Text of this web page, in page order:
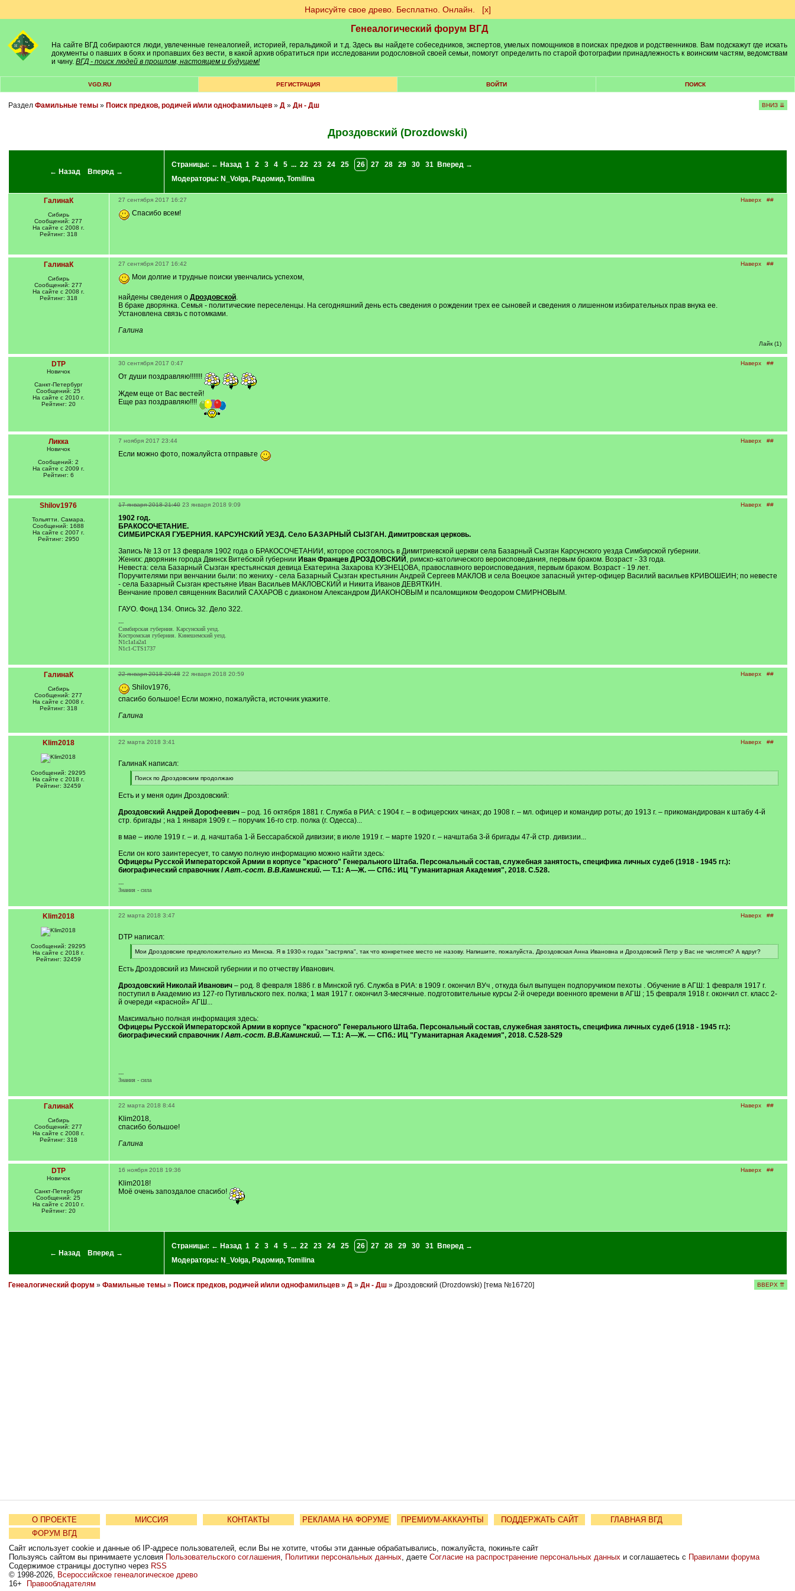
Нарисуйте свое древо. Бесплатно. Онлайн. [х]
Генеалогический форум ВГД
На сайте ВГД собираются люди, увлеченные генеалогией, историей, геральдикой и т.д. Здесь вы найдете собеседников, экспертов, умелых помощников в поисках предков и родственников. Вам подскажут где искать
документы о павших в боях и пропавших без вести, в какой архив обратиться при исследовании родословной своей семьи, помогут определить по старой фотографии принадлежность к воинским частям, ведомствам
и чину. ВГД - поиск людей в прошлом, настоящем и будущем!
VGD.RU РЕГИСТРАЦИЯ ВОЙТИ ПОИСК
Раздел Фамильные темы» Поиск предков, родичей и/или однофамильцев» Д» Дн - Дш ВНИЗ ⇊
Дроздовский (Drozdowski)
← Назад Вперед →
Страницы: ← Назад 1 2 3 4 5 ... 22 23 24 25 26 27 28 29 30 31
Вперед →
Модераторы: N_Volga, Радомир, Tomilina
ГалинаК
Сибирь
Сообщений: 277
На сайте с 2008 г.
Рейтинг: 318
Наверх ##
27 сентября 2017 16:27
Спасибо всем!
ГалинаК
Сибирь
Сообщений: 277
На сайте с 2008 г.
Рейтинг: 318
Наверх ##
27 сентября 2017 16:42
Мои долгие и трудные поиски увенчались успехом,
найдены сведения о Дроздовской.
В браке дворянка. Семья - политические переселенцы. На сегодняшний день есть сведения о рождении трех ее сыновей и сведения о лишенном избирательных прав внука ее.
Установлена связь с потомками.
Галина
Лайк (1)
DTP
Новичок
Санкт-Петербург
Сообщений: 25
На сайте с 2010 г.
Рейтинг: 20
Наверх ##
30 сентября 2017 0:47
От души поздравляю!!!!!!!
Ждем еще от Вас вестей!
Еще раз поздравляю!!!!
Ликка
Новичок
Сообщений: 2
На сайте с 2009 г.
Рейтинг: 6
Наверх ##
7 ноября 2017 23:44
Если можно фото, пожалуйста отправьте
Shilov1976
Тольятти. Самара.
Сообщений: 1688
На сайте с 2007 г.
Рейтинг: 2950
Наверх ##
17 января 2018 21:40 23 января 2018 9:09
1902 год.
БРАКОСОЧЕТАНИЕ.
СИМБИРСКАЯ ГУБЕРНИЯ. КАРСУНСКИЙ УЕЗД. Село БАЗАРНЫЙ СЫЗГАН. Димитровская церковь.
Запись № 13 от 13 февраля 1902 года о БРАКОСОЧЕТАНИИ, которое состоялось в Димитриевской церкви села Базарный Сызган Карсунского уезда Симбирской губернии.
Жених: дворянин города Двинск Витебской губернии Иван Францев ДРОЗДОВСКИЙ , римско-католического вероисповедания, первым браком. Возраст - 33 года.
Невеста: села Базарный Сызган крестьянская девица Екатерина Захарова КУЗНЕЦОВА, православного вероисповедания, первым браком. Возраст - 19 лет.
Поручителями при венчании были: по жениху - села Базарный Сызган крестьянин Андрей Сергеев МАКЛОВ и села Воецкое запасный унтер-офицер Василий васильев КРИВОШЕИН; по невесте
- села Базарный Сызган крестьяне Иван Васильев МАКЛОВСКИЙ и Никита Иванов ДЕВЯТКИН.
Венчание провел священник Василий САХАРОВ с диаконом Александром ДИАКОНОВЫМ и псаломщиком Феодором СМИРНОВЫМ.
ГАУО. Фонд 134. Опись 32. Дело 322.
---
Симбирская губерния. Карсунский уезд.
Костромская губерния. Кинешемский уезд.
N1c1a1a2a1
N1c1-CTS1737
ГалинаК
Сибирь
Сообщений: 277
На сайте с 2008 г.
Рейтинг: 318
Наверх ##
22 января 2018 20:48 22 января 2018 20:59
Shilov1976,
спасибо большое! Если можно, пожалуйста, источник укажите.
Галина
Klim2018
Сообщений: 29295
На сайте с 2018 г.
Рейтинг: 32459
Наверх ##
22 марта 2018 3:41
ГалинаК написал:
[
q
Поиск по Дроздовским продолжаю
[
q
Есть и у меня один Дроздовский:
Дроздовский Андрей Дорофеевич– род. 16 октября 1881 г. Служба в РИА: с 1904 г. – в офицерских чинах; до 1908 г. – мл. офицер и командир роты; до 1913 г. – прикомандирован к штабу 4-й
стр. бригады ; на 1 января 1909 г. – поручик 16-го стр. полка (г. Одесса)...
в мае – июле 1919 г. – и. д. начштаба 1-й Бессарабской дивизии; в июле 1919 г. – марте 1920 г. – начштаба 3-й бригады 47-й стр. дивизии...
Если он кого заинтересует, то самую полную информацию можно найти здесь:
Офицеры Русской Императорской Армии в корпусе "красного" Генерального Штаба. Персональный состав, служебная занятость, специфика личных судеб (1918 - 1945 гг.):
биографический справочник /Авт.-сост. В.В.Каминский. — Т.1: А—Ж. — СПб.: ИЦ "Гуманитарная Академия", 2018. С.528.
---
Знания - сила
Klim2018
Сообщений: 29295
На сайте с 2018 г.
Рейтинг: 32459
Наверх ##
22 марта 2018 3:47
DTP написал:
[
q
Мои Дроздовские предположительно из Минска. Я в 1930-х годах "застряла", так что конкретнее место не назову. Напишите, пожалуйста, Дроздовская Анна Ивановна и Дроздовский Петр у Вас не числятся? А вдруг?
[
q
Есть Дроздовский из Минской губернии и по отчеству Иванович.
Дроздовский Николай Иванович– род. 8 февраля 1886 г. в Минской губ. Служба в РИА: в 1909 г. окончил ВУч , откуда был выпущен подпоручиком пехоты . Обучение в АГШ: 1 февраля 1917 г.
поступил в Академию из 127-го Путивльского пех. полка; 1 мая 1917 г. окончил 3-месячные. подготовительные курсы 2-й очереди военного времени в АГШ ; 15 февраля 1918 г. окончил ст. класс 2-
й очереди «красной» АГШ...
Максимально полная информация здесь:
Офицеры Русской Императорской Армии в корпусе "красного" Генерального Штаба. Персональный состав, служебная занятость, специфика личных судеб (1918 - 1945 гг.):
биографический справочник /Авт.-сост. В.В.Каминский. — Т.1: А—Ж. — СПб.: ИЦ "Гуманитарная Академия", 2018. С.528-529
---
Знания - сила
ГалинаК
Сибирь
Сообщений: 277
На сайте с 2008 г.
Рейтинг: 318
Наверх ##
22 марта 2018 8:44
Klim2018,
спасибо большое!
Галина
DTP
Новичок
Санкт-Петербург
Сообщений: 25
На сайте с 2010 г.
Рейтинг: 20
Наверх ##
16 ноября 2018 19:36
Klim2018!
Моё очень запоздалое спасибо!
← Назад Вперед →
Страницы: ← Назад 1 2 3 4 5 ... 22 23 24 25 26 27 28 29 30 31
Вперед →
Модераторы: N_Volga, Радомир, Tomilina
Генеалогический форум » Фамильные темы» Поиск предков, родичей и/или однофамильцев» Д» Дн - Дш» Дроздовский (Drozdowski) [тема №16720] ВВЕРХ ⇈
О ПРОЕКТЕ МИССИЯ КОНТАКТЫ РЕКЛАМА НА ФОРУМЕ ПРЕМИУМ-АККАУНТЫ ПОДДЕРЖАТЬ САЙТ
ГЛАВНАЯ ВГД
ФОРУМ ВГД
Сайт использует cookie и данные об IP-адресе пользователей, если Вы не хотите, чтобы эти данные обрабатывались, пожалуйста, покиньте сайт
Пользуясь сайтом вы принимаете условия Пользовательского соглашения, Политики персональных данных, даете Согласие на распространение персональных данных и соглашаетесь с Правилами форума
Содержимое страницы доступно через RSS
© 1998-2026, Всероссийское генеалогическое древо
16+
Правообладателям